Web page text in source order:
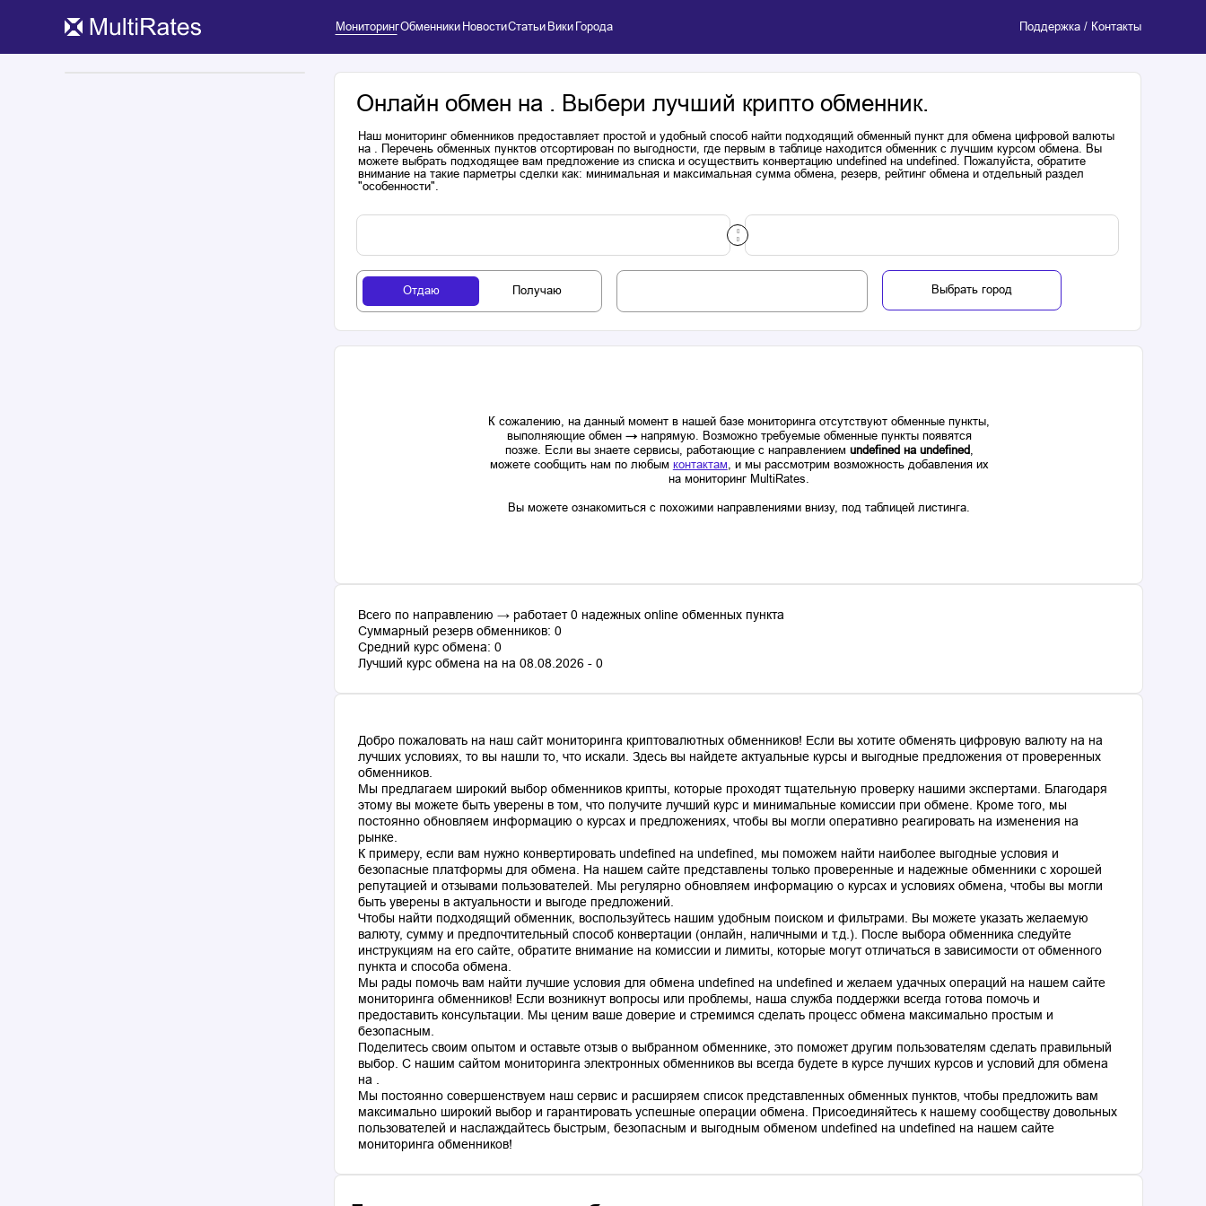
МониторингОбменники НовостиСтатьи Вики Города Поддержка / Контакты
Онлайн обмен на . Выбери лучший крипто обменник.
Наш мониторинг обменников предоставляет простой и удобный способ найти подходящий обменный пункт для обмена цифровой валюты
на . Перечень обменных пунктов отсортирован по выгодности, где первым в таблице находится обменник с лучшим курсом обмена. Вы
можете выбрать подходящее вам предложение из списка и осуществить конвертацию undefined на undefined. Пожалуйста, обратите
внимание на такие парметры сделки как: минимальная и максимальная сумма обмена, резерв, рейтинг обмена и отдельный раздел
"особенности".
Отдаю Получаю Выбрать город
К сожалению, на данный момент в нашей базе мониторинга отсутствуют обменные пункты,
выполняющие обмен → напрямую. Возможно требуемые обменные пункты появятся
позже. Если вы знаете сервисы, работающие с направлением undefined на undefined,
можете сообщить нам по любым контактам, и мы рассмотрим возможность добавления их
на мониторинг MultiRates.
Вы можете ознакомиться с похожими направлениями внизу, под таблицей листинга.
Всего по направлению → работает 0 надежных online обменных пункта
Суммарный резерв обменников: 0
Средний курс обмена: 0
Лучший курс обмена на на 08.08.2026 - 0
Добро пожаловать на наш сайт мониторинга криптовалютных обменников! Если вы хотите обменять цифровую валюту на на
лучших условиях, то вы нашли то, что искали. Здесь вы найдете актуальные курсы и выгодные предложения от проверенных
обменников.
Мы предлагаем широкий выбор обменников крипты, которые проходят тщательную проверку нашими экспертами. Благодаря
этому вы можете быть уверены в том, что получите лучший курс и минимальные комиссии при обмене. Кроме того, мы
постоянно обновляем информацию о курсах и предложениях, чтобы вы могли оперативно реагировать на изменения на
рынке.
К примеру, если вам нужно конвертировать undefined на undefined, мы поможем найти наиболее выгодные условия и
безопасные платформы для обмена. На нашем сайте представлены только проверенные и надежные обменники с хорошей
репутацией и отзывами пользователей. Мы регулярно обновляем информацию о курсах и условиях обмена, чтобы вы могли
быть уверены в актуальности и выгоде предложений.
Чтобы найти подходящий обменник, воспользуйтесь нашим удобным поиском и фильтрами. Вы можете указать желаемую
валюту, сумму и предпочтительный способ конвертации (онлайн, наличными и т.д.). После выбора обменника следуйте
инструкциям на его сайте, обратите внимание на комиссии и лимиты, которые могут отличаться в зависимости от обменного
пункта и способа обмена.
Мы рады помочь вам найти лучшие условия для обмена undefined на undefined и желаем удачных операций на нашем сайте
мониторинга обменников! Если возникнут вопросы или проблемы, наша служба поддержки всегда готова помочь и
предоставить консультации. Мы ценим ваше доверие и стремимся сделать процесс обмена максимально простым и
безопасным.
Поделитесь своим опытом и оставьте отзыв о выбранном обменнике, это поможет другим пользователям сделать правильный
выбор. С нашим сайтом мониторинга электронных обменников вы всегда будете в курсе лучших курсов и условий для обмена
на .
Мы постоянно совершенствуем наш сервис и расширяем список представленных обменных пунктов, чтобы предложить вам
максимально широкий выбор и гарантировать успешные операции обмена. Присоединяйтесь к нашему сообществу довольных
пользователей и наслаждайтесь быстрым, безопасным и выгодным обменом undefined на undefined на нашем сайте